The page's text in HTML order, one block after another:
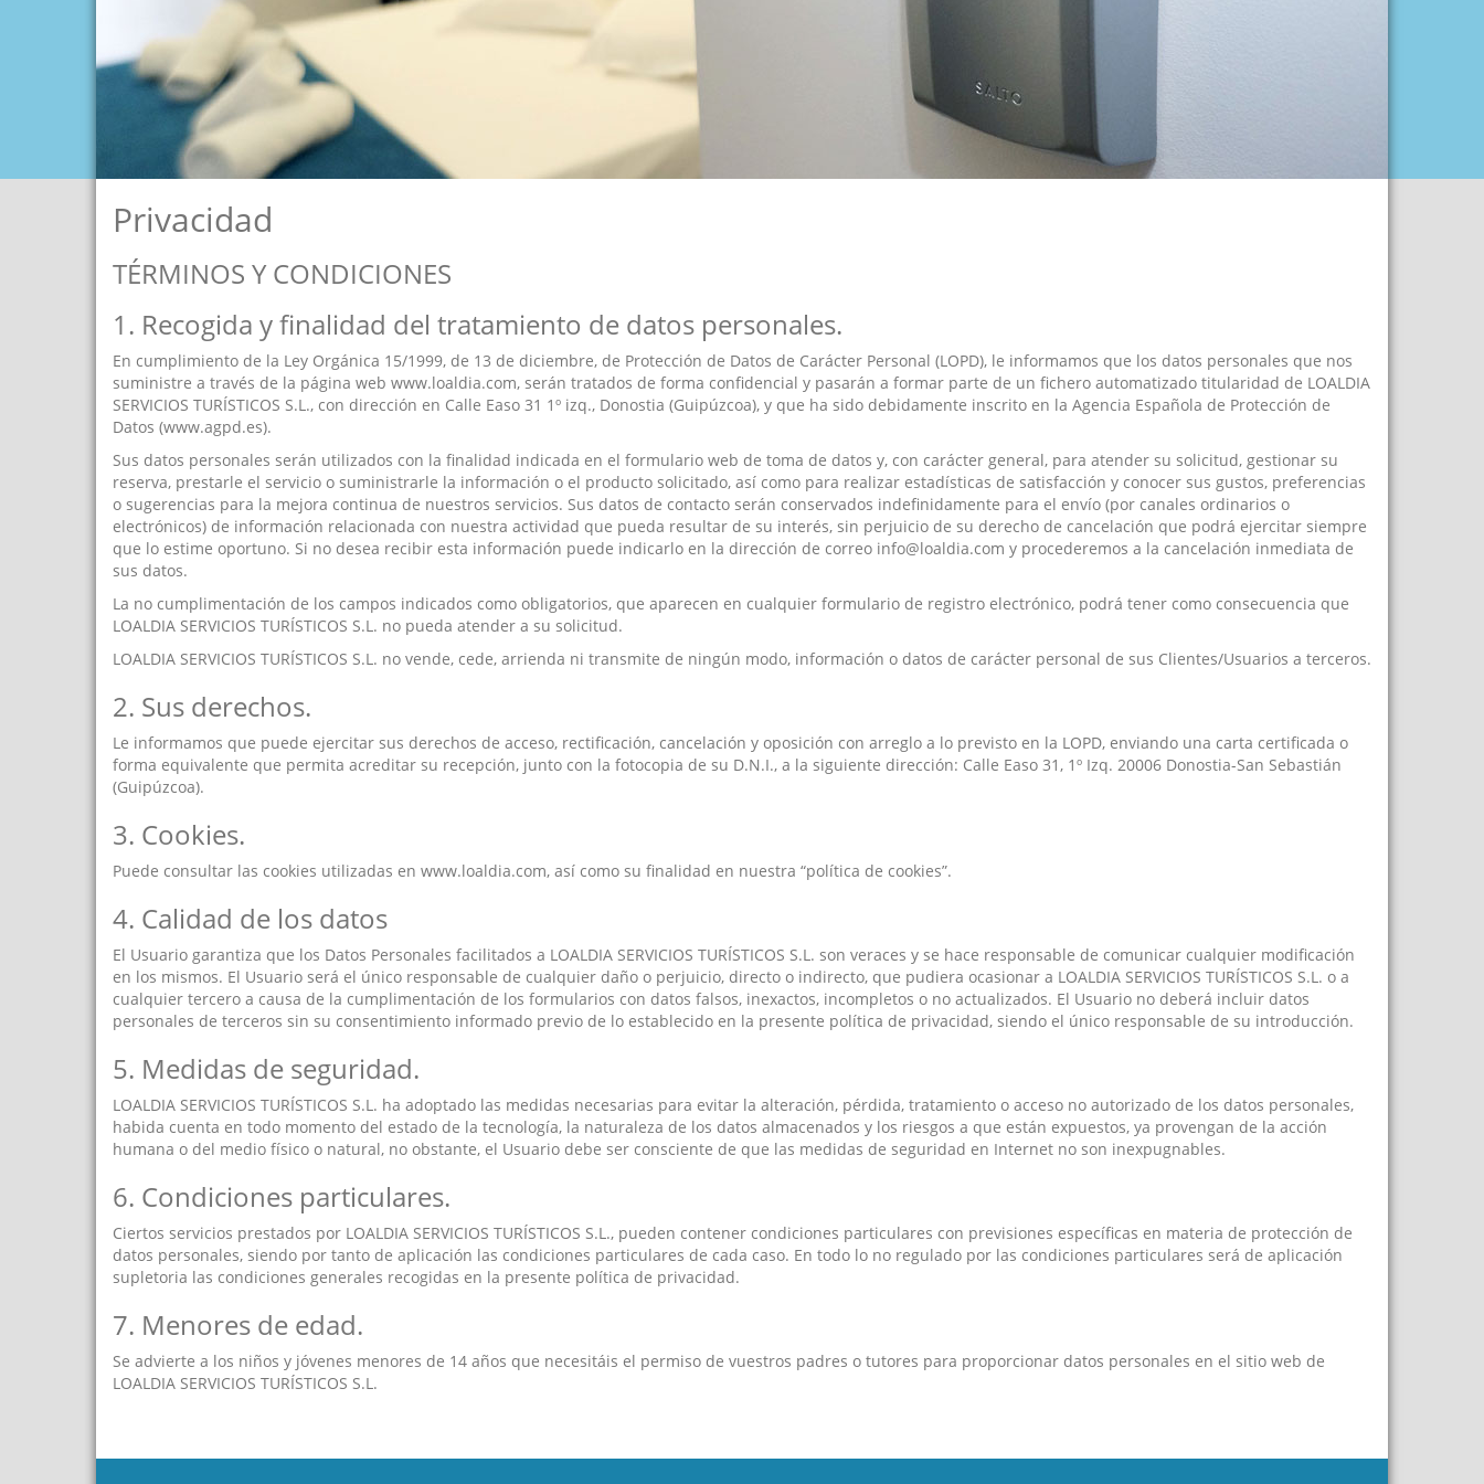
Privacidad
TÉRMINOS Y CONDICIONES
1. Recogida y finalidad del tratamiento de datos personales.
En cumplimiento de la Ley Orgánica 15/1999, de 13 de diciembre, de Protección de Datos de Carácter Personal (LOPD), le informamos que los datos personales que nos
suministre a través de la página web www.loaldia.com, serán tratados de forma confidencial y pasarán a formar parte de un fichero automatizado titularidad de LOALDIA
SERVICIOS TURÍSTICOS S.L., con dirección en Calle Easo 31 1º izq., Donostia (Guipúzcoa), y que ha sido debidamente inscrito en la Agencia Española de Protección de
Datos (www.agpd.es).
Sus datos personales serán utilizados con la finalidad indicada en el formulario web de toma de datos y, con carácter general, para atender su solicitud, gestionar su
reserva, prestarle el servicio o suministrarle la información o el producto solicitado, así como para realizar estadísticas de satisfacción y conocer sus gustos, preferencias
o sugerencias para la mejora continua de nuestros servicios. Sus datos de contacto serán conservados indefinidamente para el envío (por canales ordinarios o
electrónicos) de información relacionada con nuestra actividad que pueda resultar de su interés, sin perjuicio de su derecho de cancelación que podrá ejercitar siempre
que lo estime oportuno. Si no desea recibir esta información puede indicarlo en la dirección de correo info@loaldia.com y procederemos a la cancelación inmediata de
sus datos.
La no cumplimentación de los campos indicados como obligatorios, que aparecen en cualquier formulario de registro electrónico, podrá tener como consecuencia que
LOALDIA SERVICIOS TURÍSTICOS S.L. no pueda atender a su solicitud.
LOALDIA SERVICIOS TURÍSTICOS S.L. no vende, cede, arrienda ni transmite de ningún modo, información o datos de carácter personal de sus Clientes/Usuarios a terceros.
2. Sus derechos.
Le informamos que puede ejercitar sus derechos de acceso, rectificación, cancelación y oposición con arreglo a lo previsto en la LOPD, enviando una carta certificada o
forma equivalente que permita acreditar su recepción, junto con la fotocopia de su D.N.I., a la siguiente dirección: Calle Easo 31, 1º Izq. 20006 Donostia-San Sebastián
(Guipúzcoa).
3. Cookies.
Puede consultar las cookies utilizadas en www.loaldia.com, así como su finalidad en nuestra “política de cookies”.
4. Calidad de los datos
El Usuario garantiza que los Datos Personales facilitados a LOALDIA SERVICIOS TURÍSTICOS S.L. son veraces y se hace responsable de comunicar cualquier modificación
en los mismos. El Usuario será el único responsable de cualquier daño o perjuicio, directo o indirecto, que pudiera ocasionar a LOALDIA SERVICIOS TURÍSTICOS S.L. o a
cualquier tercero a causa de la cumplimentación de los formularios con datos falsos, inexactos, incompletos o no actualizados. El Usuario no deberá incluir datos
personales de terceros sin su consentimiento informado previo de lo establecido en la presente política de privacidad, siendo el único responsable de su introducción.
5. Medidas de seguridad.
LOALDIA SERVICIOS TURÍSTICOS S.L. ha adoptado las medidas necesarias para evitar la alteración, pérdida, tratamiento o acceso no autorizado de los datos personales,
habida cuenta en todo momento del estado de la tecnología, la naturaleza de los datos almacenados y los riesgos a que están expuestos, ya provengan de la acción
humana o del medio físico o natural, no obstante, el Usuario debe ser consciente de que las medidas de seguridad en Internet no son inexpugnables.
6. Condiciones particulares.
Ciertos servicios prestados por LOALDIA SERVICIOS TURÍSTICOS S.L., pueden contener condiciones particulares con previsiones específicas en materia de protección de
datos personales, siendo por tanto de aplicación las condiciones particulares de cada caso. En todo lo no regulado por las condiciones particulares será de aplicación
supletoria las condiciones generales recogidas en la presente política de privacidad.
7. Menores de edad.
Se advierte a los niños y jóvenes menores de 14 años que necesitáis el permiso de vuestros padres o tutores para proporcionar datos personales en el sitio web de
LOALDIA SERVICIOS TURÍSTICOS S.L.